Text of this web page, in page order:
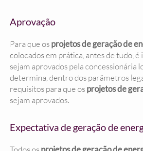
Aprovação
Para que osprojetos de geração de
colocados em prática, antes de tudo,
sejam aprovados pela concessionária
determina, dentro dos parâmetros
requisitos para que osprojetos de
sejam aprovados.
Expectativa de geração de